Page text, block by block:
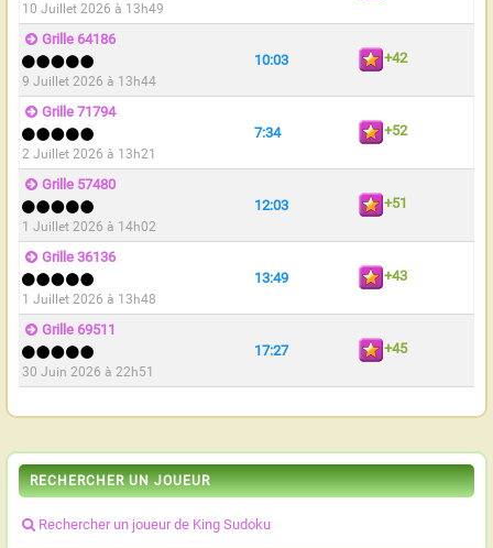
10 Juillet 2026 à 13h49
Grille 64186
9 Juillet 2026 à 13h44
10:03 +42
Grille 71794
2 Juillet 2026 à 13h21
7:34 +52
Grille 57480
1 Juillet 2026 à 14h02
12:03 +51
Grille 36136
1 Juillet 2026 à 13h48
13:49 +43
Grille 69511
30 Juin 2026 à 22h51
17:27 +45
RECHERCHER UN JOUEUR
Rechercher un joueur de King Sudoku